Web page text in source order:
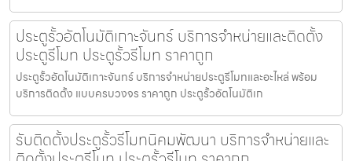
ประตูรั้วอัตโนมัติเกาะจันทร์ บริการจำหน่ายและติดตั้ง
ประตูรีโมท ประตูรั้วรีโมท ราคาถูก
ประตูรั้วอัตโนมัติเกาะจันทร์ บริการจำหน่ายประตูรีโมทและอะไหล่ พร้อม
บริการติดตั้ง แบบครบวงจร ราคาถูก ประตูรั้วอัตโนมัติเก
รับติดตั้งประตูรั้วรีโมทนิคมพัฒนา บริการจำหน่ายและ